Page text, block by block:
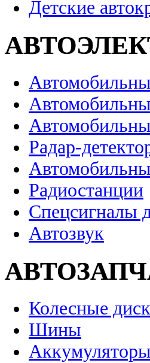
Детские
Радар-
Радиостанции
Спецсигналы
Автозвук
Колесные
Шины
Аккумуляторы